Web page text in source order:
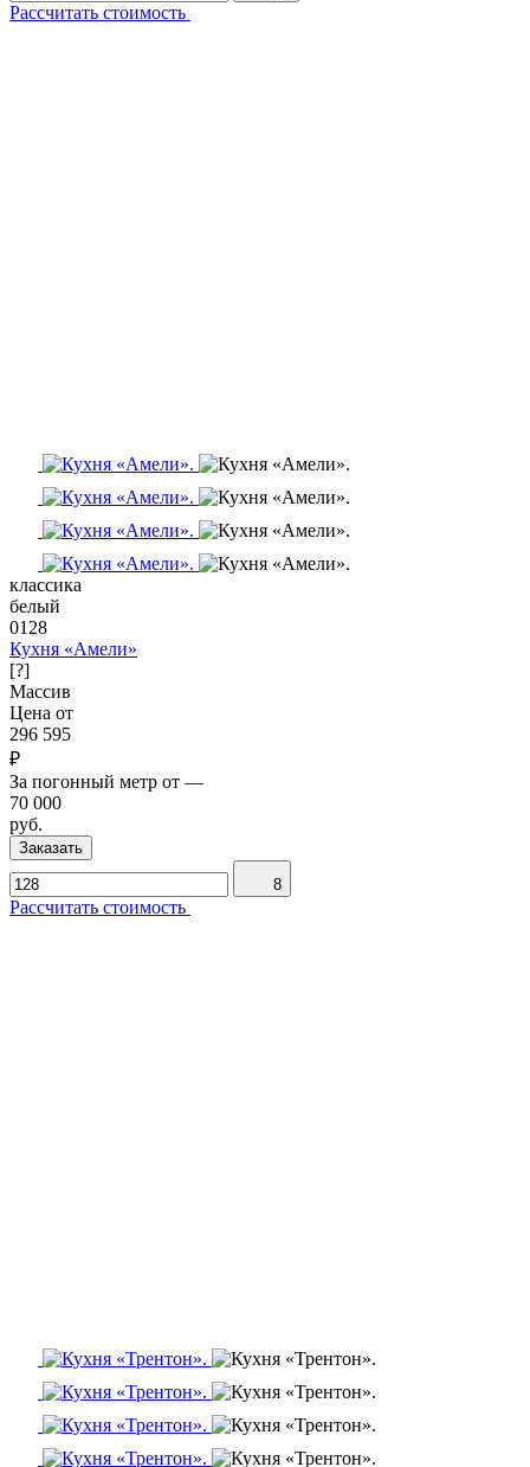
Рассчитать стоимость
классика
белый
0128
Кухня «Амели»
[?]
Массив
Цена от
296 595
₽
За погонный метр от —
70 000
руб.
Заказать
8
Рассчитать стоимость